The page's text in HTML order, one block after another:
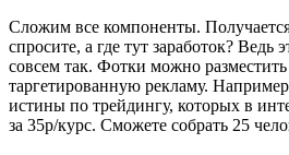
Сложим все компоненты.
спросите, а где тут заработок? Ведь
совсем так. Фотки можно разместить
таргетированную рекламу.
истины по трейдингу, которых в
за 35р/курс. Сможете собрать 25